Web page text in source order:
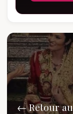
← Retour